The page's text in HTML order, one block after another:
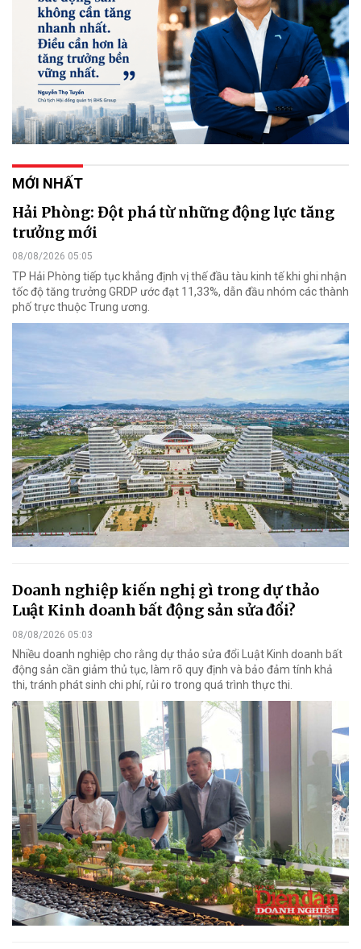
MỚI NHẤT
Hải Phòng: Đột phá từ những động lực tăng
trưởng mới
08/08/2026 05:05
TP Hải Phòng tiếp tục khẳng định vị thế đầu tàu kinh tế khi ghi nhận
tốc độ tăng trưởng GRDP ước đạt 11,33%, dẫn đầu nhóm các thành
phố trực thuộc Trung ương.
Doanh nghiệp kiến nghị gì trong dự thảo
Luật Kinh doanh bất động sản sửa đổi?
08/08/2026 05:03
Nhiều doanh nghiệp cho rằng dự thảo sửa đổi Luật Kinh doanh bất
động sản cần giảm thủ tục, làm rõ quy định và bảo đảm tính khả
thi, tránh phát sinh chi phí, rủi ro trong quá trình thực thi.